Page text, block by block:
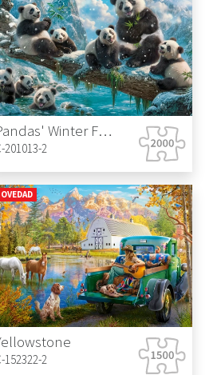
Pandas' Winter Fun
201013-2
152322-2